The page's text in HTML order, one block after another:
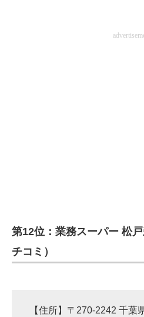
第12位：業務スーパー 松
チコミ）
【住所】〒270-2242 千葉